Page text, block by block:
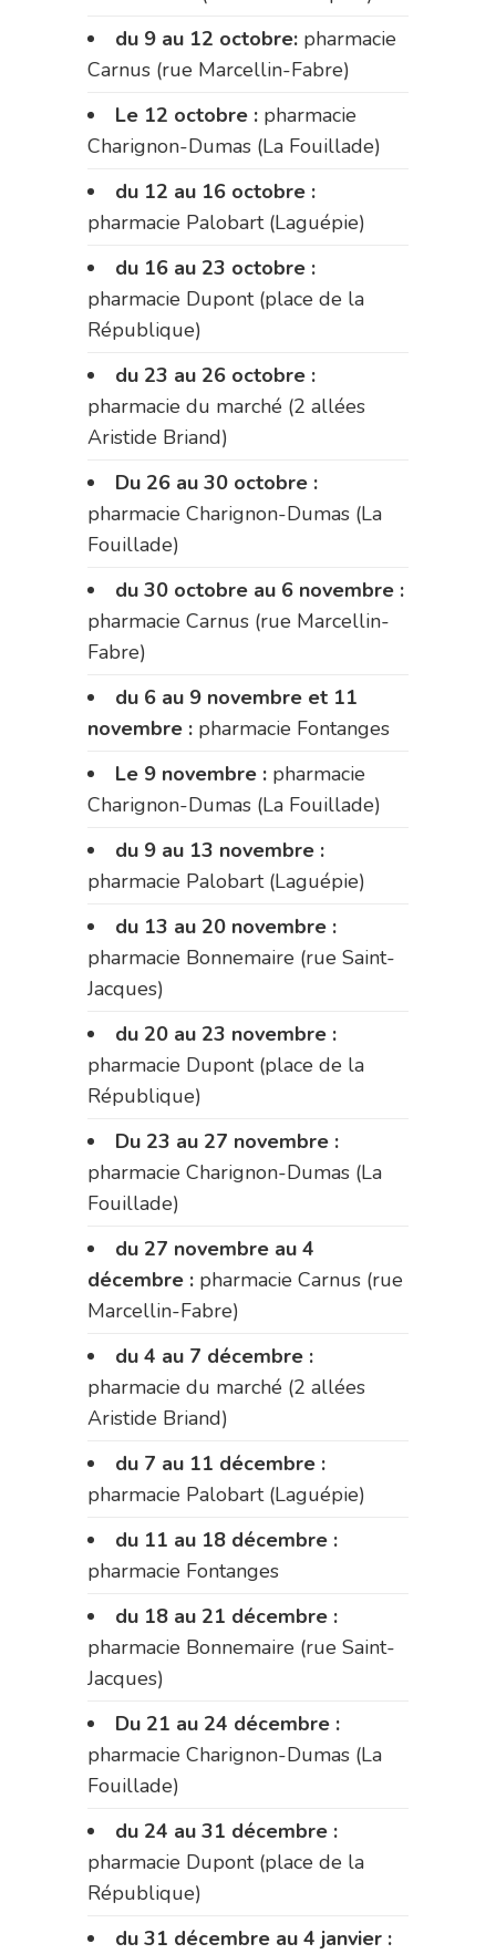
du 9 au 12 octobre: pharmacie
Carnus (rue Marcellin-Fabre)
Le 12 octobre : pharmacie
Charignon-Dumas (La Fouillade)
du 12 au 16 octobre :
pharmacie Palobart (Laguépie)
du 16 au 23 octobre :
pharmacie Dupont (place de la
République)
du 23 au 26 octobre :
pharmacie du marché (2 allées
Aristide Briand)
Du 26 au 30 octobre :
pharmacie Charignon-Dumas (La
Fouillade)
du 30 octobre au 6 novembre :
pharmacie Carnus (rue Marcellin-
Fabre)
du 6 au 9 novembre et 11
novembre : pharmacie Fontanges
Le 9 novembre : pharmacie
Charignon-Dumas (La Fouillade)
du 9 au 13 novembre :
pharmacie Palobart (Laguépie)
du 13 au 20 novembre :
pharmacie Bonnemaire (rue Saint-
Jacques)
du 20 au 23 novembre :
pharmacie Dupont (place de la
République)
Du 23 au 27 novembre :
pharmacie Charignon-Dumas (La
Fouillade)
du 27 novembre au 4
décembre : pharmacie Carnus (rue
Marcellin-Fabre)
du 4 au 7 décembre :
pharmacie du marché (2 allées
Aristide Briand)
du 7 au 11 décembre :
pharmacie Palobart (Laguépie)
du 11 au 18 décembre :
pharmacie Fontanges
du 18 au 21 décembre :
pharmacie Bonnemaire (rue Saint-
Jacques)
Du 21 au 24 décembre :
pharmacie Charignon-Dumas (La
Fouillade)
du 24 au 31 décembre :
pharmacie Dupont (place de la
République)
du 31 décembre au 4 janvier :